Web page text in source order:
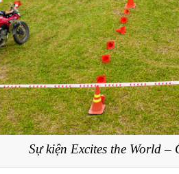
Sự kiện Excites the World